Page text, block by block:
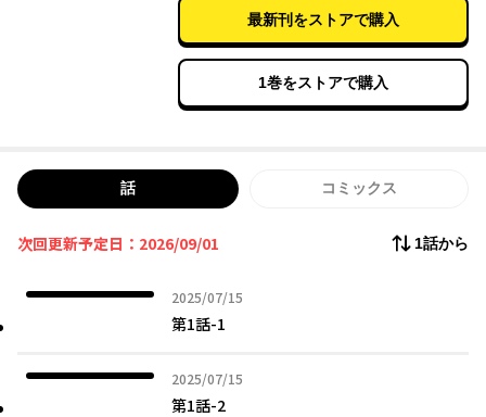
最新刊をストアで購入
1巻をストアで購入
話 コミックス
次回更新予定日：2026/09/01 1話から
2025/07/15
2025年07月15日
第1話-1
2025/07/15
2025年07月15日
第1話-2